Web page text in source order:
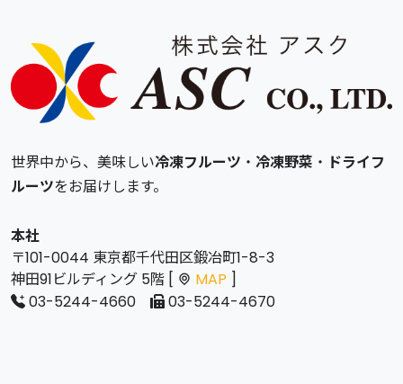
世界中から、美味しい冷凍フルーツ ・ 冷凍野菜 ・ ドライフ
ルーツをお届けします。
本社
〒101-0044 東京都千代田区鍛冶町1-8-3
神田91ビルディング 5階 [
MAP ]
03-5244-4660
03-5244-4670